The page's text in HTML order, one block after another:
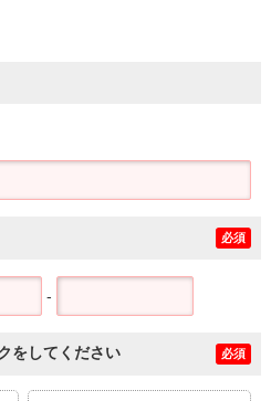
必須
-
をしてください 必須